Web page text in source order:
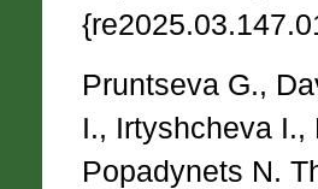
Pruntseva G.,
I., Irtyshcheva I.,
Popadynets N.